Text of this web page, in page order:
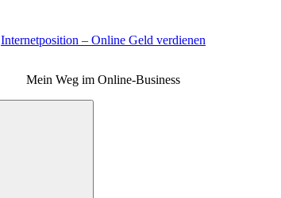
Internetposition – Online Geld verdienen
Mein Weg im Online-Business